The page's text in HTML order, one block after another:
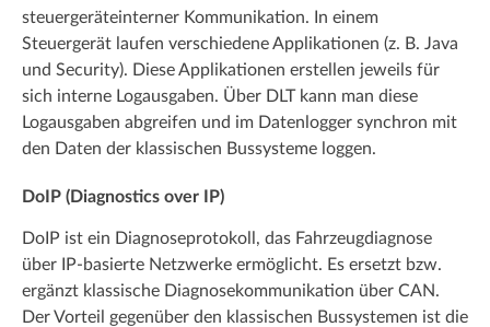
steuergeräteinterner Kommunikation. In einem
Steuergerät laufen verschiedene Applikationen (z. B. Java
und Security). Diese Applikationen erstellen jeweils für
sich interne Logausgaben. Über DLT kann man diese
Logausgaben abgreifen und im Datenlogger synchron mit
den Daten der klassischen Bussysteme loggen.
DoIP (Diagnostics over IP)
DoIP ist ein Diagnoseprotokoll, das Fahrzeugdiagnose
über IP-basierte Netzwerke ermöglicht. Es ersetzt bzw.
ergänzt klassische Diagnosekommunikation über CAN.
Der Vorteil gegenüber den klassischen Bussystemen ist die